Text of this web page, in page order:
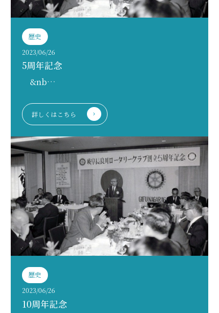
歴史
2023/06/26
5周年記念
&nb…
詳しくはこちら
歴史
2023/06/26
10周年記念